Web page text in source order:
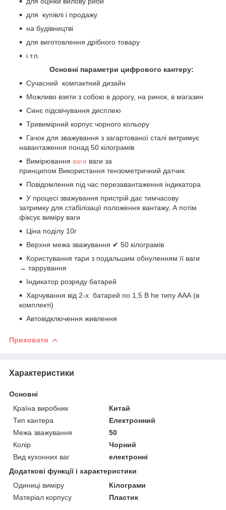
для купівлі і продажу
на будівництві
для виготовлення дрібного товару
і т.п.
Основні параметри цифрового кантеру:
Сучасний компактний дизайн
Можливо взяти з собою в дорогу, на ринок, в магазин
Синє підсвічування дисплею
Тривимірний корпус чорного кольору
Гачок для зважування з загартованої сталі витримує
навантаження понад 50 кілограмів
Вимірювання ваги ваги за
принципом Використання тензометричний датчик
Повідомлення під час перезавантаження індикатора
У процесі зважування пристрій дає тимчасову
затримку для стабілізації положення вантажу, А потім
фіксує виміру ваги
Ціна поділу 10г
Верхня межа зважування ✔ 50 кілограмів
Користування тари з подальшим обнуленням її ваги
→ таррування
Індикатор розряду батарей
Харчування від 2-х батарей по 1,5 В he типу ААА (в
комплекті)
Автовідключення живлення
Приховати
Характеристики
Основні
Країна виробник
Китай
Тип кантера
Електронний
Межа зважування
50
Колір
Чорний
Вид кухонних ваг
електронні
Додаткові функції і характеристики
Одиниці виміру
Кілограми
Матеріал корпусу
Пластик